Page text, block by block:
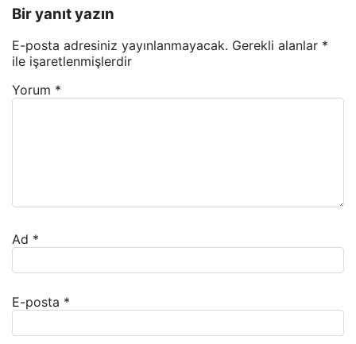
Bir yanıt yazın
E-posta adresiniz yayınlanmayacak. Gerekli alanlar *
ile işaretlenmişlerdir
Yorum *
Ad *
E-posta *